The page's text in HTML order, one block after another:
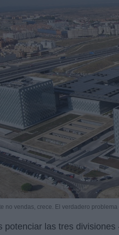
no vendas, crece. El verdadero
potenciar las tres divisiones